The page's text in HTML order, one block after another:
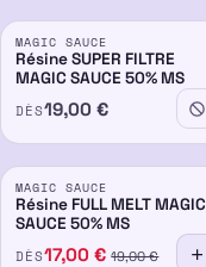
50%
MAGIC SAUCE
Résine SUPER FILTRE
MAGIC SAUCE 50% MS
DÈS19,00€
50% -15%
PROMO
MAGIC SAUCE
Résine FULL MELT MAGIC
SAUCE 50% MS
DÈS17,00€ 19,00€